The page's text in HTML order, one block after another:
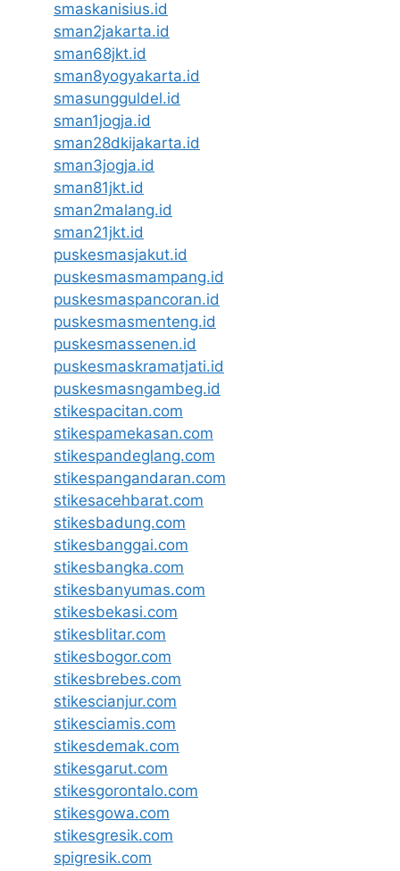
smaskanisius.id
sman2jakarta.id
sman68jkt.id
sman8yogyakarta.id
smasungguldel.id
sman1jogja.id
sman28dkijakarta.id
sman3jogja.id
sman81jkt.id
sman2malang.id
sman21jkt.id
puskesmasjakut.id
puskesmasmampang.id
puskesmaspancoran.id
puskesmasmenteng.id
puskesmassenen.id
puskesmaskramatjati.id
puskesmasngambeg.id
stikespacitan.com
stikespamekasan.com
stikespandeglang.com
stikespangandaran.com
stikesacehbarat.com
stikesbadung.com
stikesbanggai.com
stikesbangka.com
stikesbanyumas.com
stikesbekasi.com
stikesblitar.com
stikesbogor.com
stikesbrebes.com
stikescianjur.com
stikesciamis.com
stikesdemak.com
stikesgarut.com
stikesgorontalo.com
stikesgowa.com
stikesgresik.com
spigresik.com